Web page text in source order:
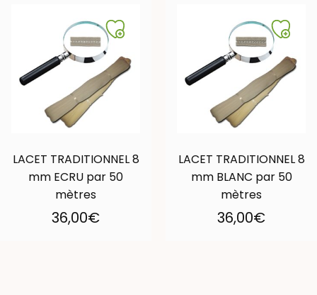
LACET TRADITIONNEL 8
mm ECRU par 50
mètres
36,00€
LACET TRADITIONNEL 8
mm BLANC par 50
mètres
36,00€